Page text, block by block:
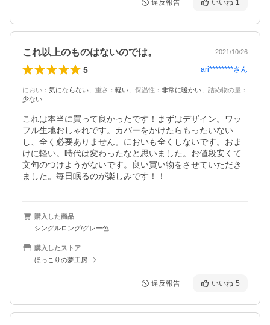
違反報告 いいね 1
これ以上のものはないのでは。 2021/10/26
5 ari********さん
におい ： 気にならない 重さ ： 軽い 保温性 ： 非常に暖かい 詰め物の量 ：
少ない
これは本当に買って良かったです！まずはデザイン。ワッ
フル生地おしゃれです。カバーをかけたらもったいない
し、全く必要ありません。においも全くしないです。おま
けに軽い。時代は変わったなと思いました。お値段安くて
文句のつけようがないです。良い買い物をさせていただき
ました。毎日眠るのが楽しみです！！
購入した商品
シングルロング/グレー色
購入したストア
ほっこりの夢工房
違反報告 いいね 5